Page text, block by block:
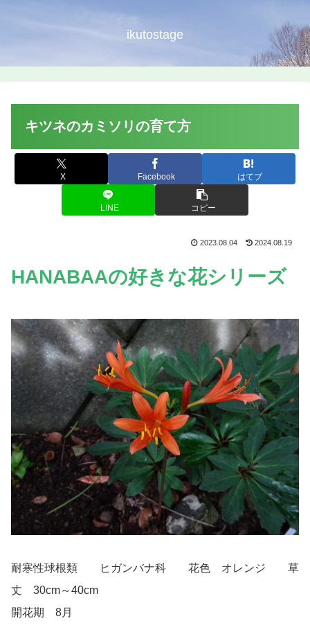
ikutostage
キツネのカミソリの育て方
X Facebook はてブ
LINE コピー
2023.08.04 2024.08.19
HANABAAの好きな花シリーズ
耐寒性球根類 ヒガンバナ科 花色 オレンジ 草
丈 30cm～40cm
開花期 8月